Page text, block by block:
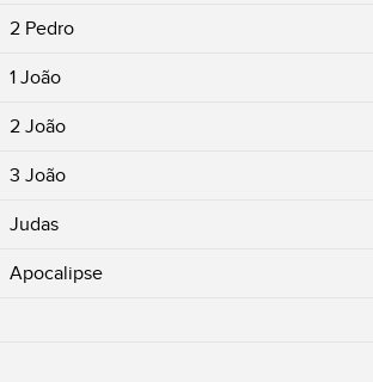
2 Pedro
1 João
2 João
3 João
Judas
Apocalipse